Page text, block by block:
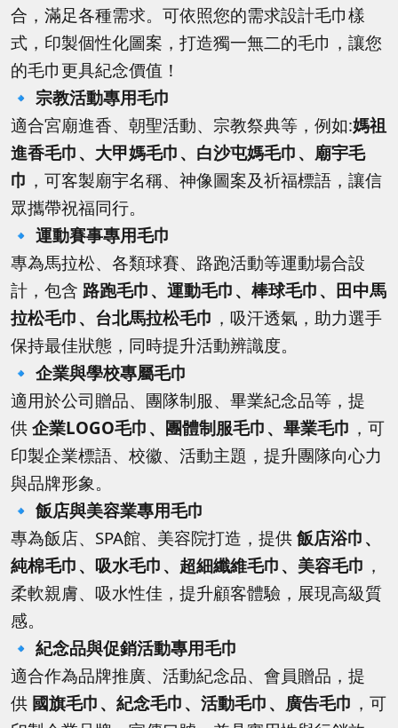
合，滿足各種需求。 可依照您的需求設計毛巾樣
式，印製個性化圖案，打造獨一無二的毛巾，讓您
的毛巾更具紀念價值！
🔹 宗教活動專用毛巾
適合宮廟進香、朝聖活動、宗教祭典等，例如:媽祖
進香毛巾、大甲媽毛巾、白沙屯媽毛巾、廟宇毛
巾 ，可客製廟宇名稱、神像圖案及祈福標語，讓信
眾攜帶祝福同行。
🔹 運動賽事專用毛巾
專為馬拉松、各類球賽、路跑活動等運動場合設
計，包含 路跑毛巾、運動毛巾、棒球毛巾、田中馬
拉松毛巾、台北馬拉松毛巾 ，吸汗透氣，助力選手
保持最佳狀態，同時提升活動辨識度。
🔹 企業與學校專屬毛巾
適用於公司贈品、團隊制服、畢業紀念品等，提
供 企業LOGO毛巾、團體制服毛巾、畢業毛巾 ，可
印製企業標語、校徽、活動主題，提升團隊向心力
與品牌形象。
🔹 飯店與美容業專用毛巾
專為飯店、SPA館、美容院打造，提供 飯店浴巾、
純棉毛巾、吸水毛巾、超細纖維毛巾、美容毛巾 ，
柔軟親膚、吸水性佳，提升顧客體驗，展現高級質
感。
🔹 紀念品與促銷活動專用毛巾
適合作為品牌推廣、活動紀念品、會員贈品，提
供 國旗毛巾、紀念毛巾、活動毛巾、廣告毛巾 ，可